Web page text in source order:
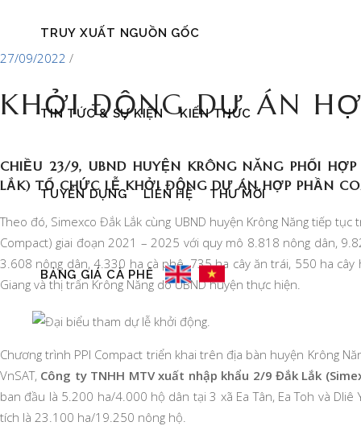
TRUY XUẤT NGUỒN GỐC
TIN TỨC & SỰ KIỆN KIẾN THỨC
TUYỂN DỤNG LIÊN HỆ THƯ MỜI
BẢNG GIÁ CÀ PHÊ
27/09/2022
KHỞI ĐỘNG DỰ ÁN
CHIỀU 23/9, UBND HUYỆN KRÔNG NĂNG PHỐI
LẮK) TỔ CHỨC LỄ KHỞI ĐỘNG DỰ ÁN HỢP PHẦN
Theo đó, Simexco Đắk Lắk cùng UBND huyện Krông Năng tiếp
Compact) giai đoạn 2021 – 2025 với quy mô 8.818 nông dân,
3.608 nông dân, 4.330 ha cà phê, 735 ha cây ăn trái, 550 ha cây
Giang và thị trấn Krông Năng do UBND huyện thực hiện.
Chương trình PPI Compact triển khai trên địa bàn huyện Krông
VnSAT, Công ty TNHH MTV xuất nhập khẩu 2/9 Đắk Lắk
ban đầu là 5.200 ha/4.000 hộ dân tại 3 xã Ea Tân, Ea Toh và
tích là 23.100 ha/19.250 nông hộ.